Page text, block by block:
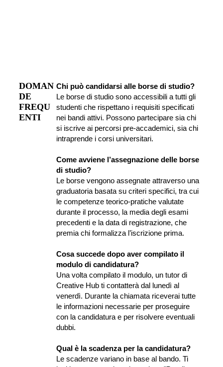
DOMAN
DE
FREQU
ENTI
Chi può candidarsi alle borse di studio?
Le borse di studio sono accessibili a tutti gli
studenti che rispettano i requisiti specificati
nei bandi attivi. Possono partecipare sia chi
si iscrive ai percorsi pre-accademici, sia chi
intraprende i corsi universitari.
Come avviene l’assegnazione delle borse
di studio?
Le borse vengono assegnate attraverso una
graduatoria basata su criteri specifici, tra cui
le competenze teorico-pratiche valutate
durante il processo, la media degli esami
precedenti e la data di registrazione, che
premia chi formalizza l’iscrizione prima.
Cosa succede dopo aver compilato il
modulo di candidatura?
Una volta compilato il modulo, un tutor di
Creative Hub ti contatterà dal lunedì al
venerdì. Durante la chiamata riceverai tutte
le informazioni necessarie per proseguire
con la candidatura e per risolvere eventuali
dubbi.
Qual è la scadenza per la candidatura?
Le scadenze variano in base al bando. Ti